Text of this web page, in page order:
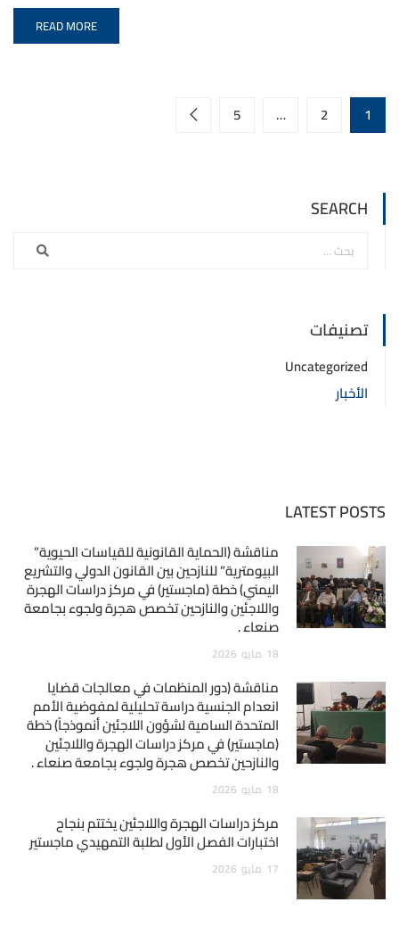
READ MORE
1
2
…
5
SEARCH
تصنيفات
Uncategorized
الأخبار
LATEST POSTS
مناقشة (الحماية القانونية للقياسات الحيوية”
البيومترية” للنازحين بين القانون الدولي والتشريع
اليمني) خطة (ماجستير) في مركز دراسات الهجرة
واللاجئين والنازحين تخصص هجرة ولجوء بجامعة
صنعاء .
18 مايو 2026
مناقشة (دور المنظمات في معالجات قضايا
انعدام الجنسية دراسة تحليلية لمفوضية الأمم
المتحدة السامية لشؤون اللاجئين أنموذجاً) خطة
(ماجستير) في مركز دراسات الهجرة واللاجئين
والنازحين تخصص هجرة ولجوء بجامعة صنعاء .
18 مايو 2026
مركز دراسات الهجرة واللاجئين يختتم بنجاح
اختبارات الفصل الأول لطلبة التمهيدي ماجستير
17 مايو 2026